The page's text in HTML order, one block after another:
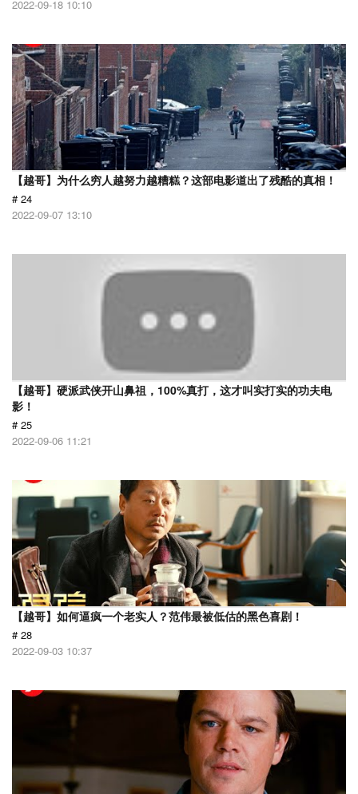
2022-09-18 10:10
【越哥】为什么穷人越努力越糟糕？这部电影道出了残酷的真相！
# 24
2022-09-07 13:10
【越哥】硬派武侠开山鼻祖，100%真打，这才叫实打实的功夫电
影！
# 25
2022-09-06 11:21
【越哥】如何逼疯一个老实人？范伟最被低估的黑色喜剧！
# 28
2022-09-03 10:37